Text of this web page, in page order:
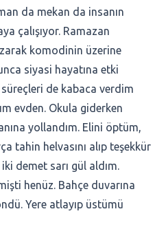
da mekan da insanın
çalışıyor. Ramazan
komodinin üzerine
siyasi hayatına etki
süreçleri de kabaca verdim
evden. Okula giderken
yollandım. Elini öptüm,
tahin helvasını alıp teşekkür
demet sarı gül aldım.
henüz. Bahçe duvarına
Yere atlayıp üstümü